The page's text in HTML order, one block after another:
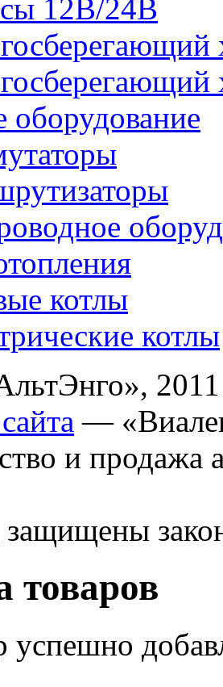
12В/24В
оборудование
котлы
котлы
2011
—
и продажа
защищены
товаров
успешно